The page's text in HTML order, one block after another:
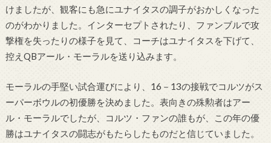
けましたが、観客にも急にユナイタスの調子がおかしくなった
のがわかりました。インターセプトされたり、ファンブルで攻
撃権を失ったりの様子を見て、コーチはユナイタスを下げて、
控えQBアール・モーラルを送り込みます。
モーラルの手堅い試合運びにより、16－13の接戦でコルツがス
ーパーボウルの初優勝を決めました。表向きの殊勲者はアー
ル・モーラルでしたが、コルツ・ファンの誰もが、この年の優
勝はユナイタスの闘志がもたらしたものだと信じていました。